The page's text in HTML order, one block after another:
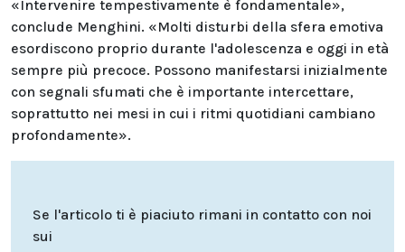
«Intervenire tempestivamente è fondamentale»,
conclude Menghini. «Molti disturbi della sfera emotiva
esordiscono proprio durante l'adolescenza e oggi in età
sempre più precoce. Possono manifestarsi inizialmente
con segnali sfumati che è importante intercettare,
soprattutto nei mesi in cui i ritmi quotidiani cambiano
profondamente».
Se l'articolo ti è piaciuto rimani in contatto con noi
sui